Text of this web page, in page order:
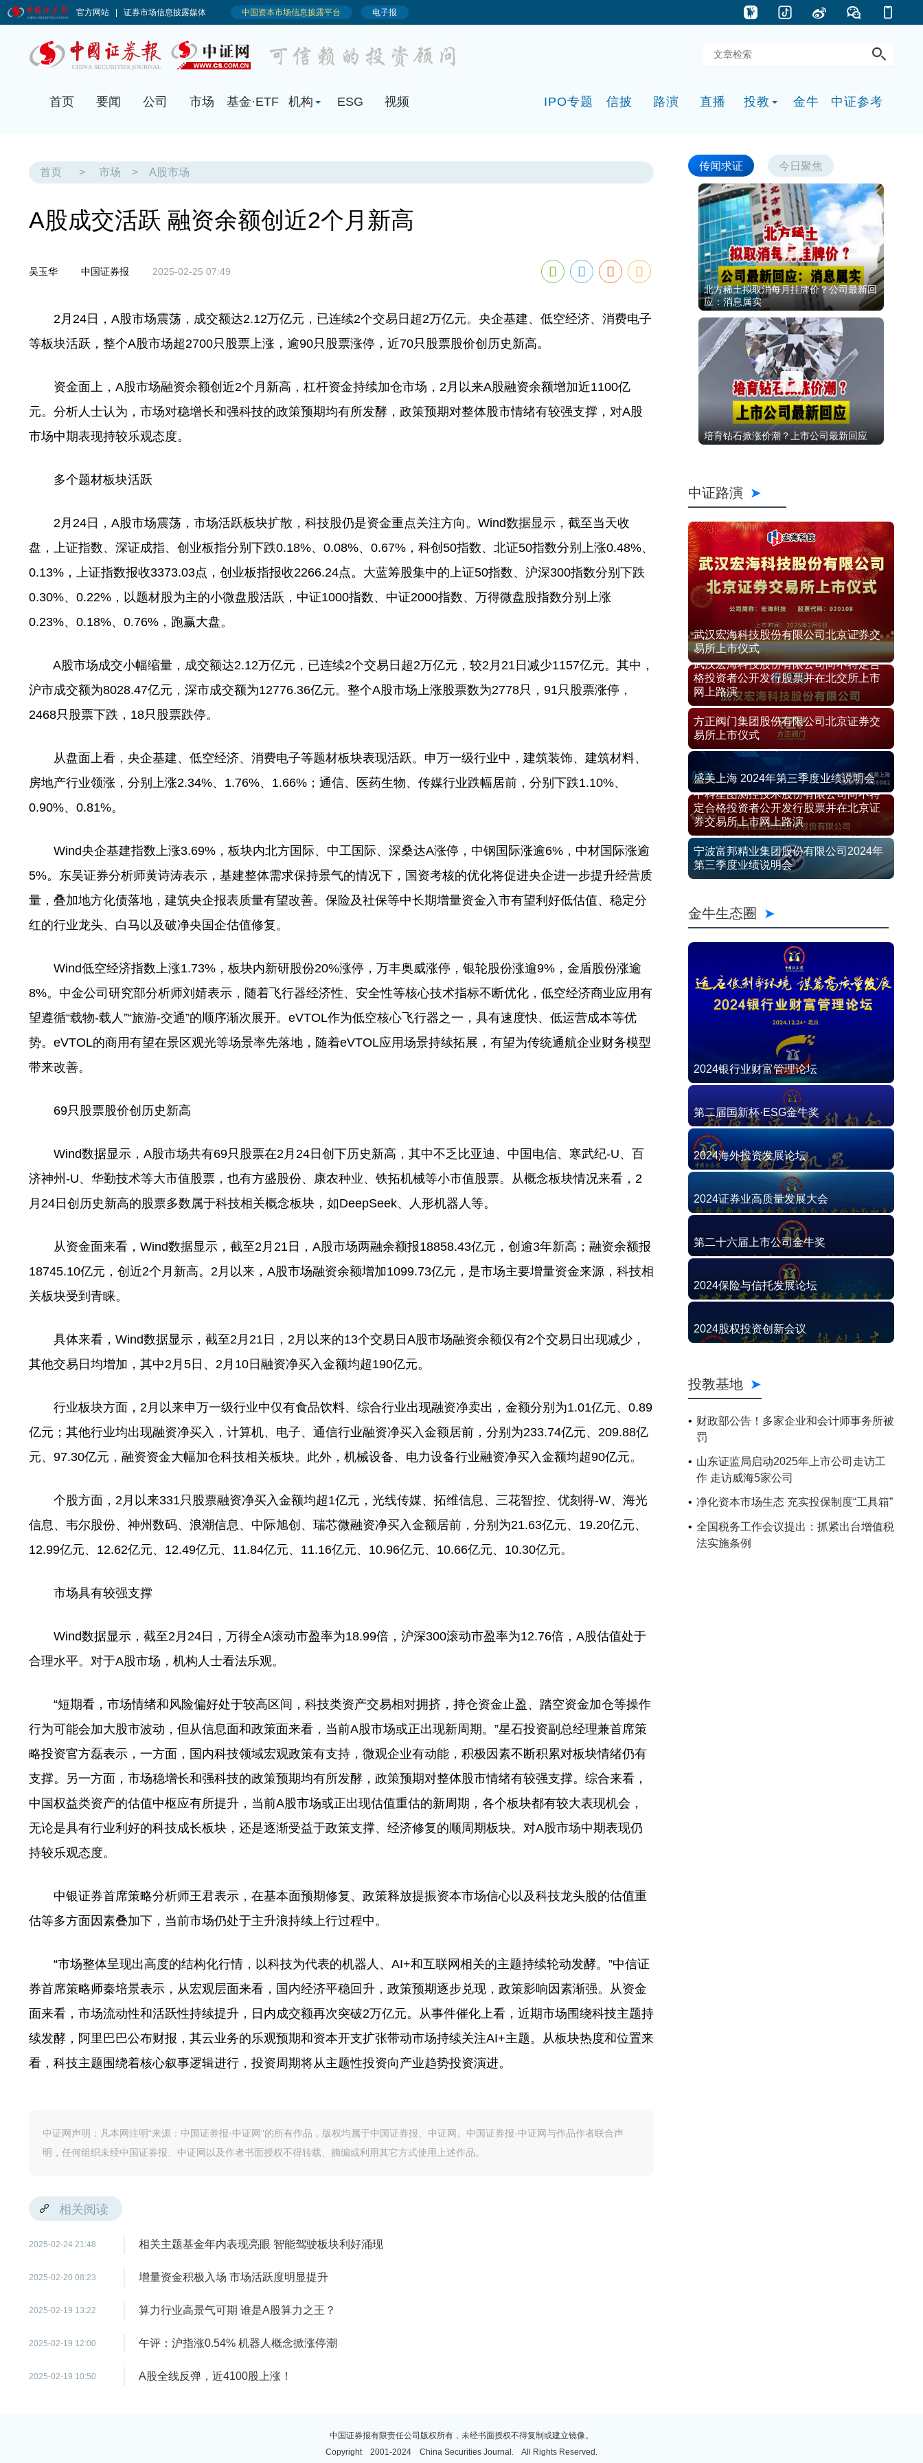
首页 要闻 公司 市场 基金·ETF 机构 ESG 视频 IPO专题 信披 路演 直播 投教 金牛 中证参考
首页 > 市场 > A股市场
A股成交活跃 融资余额创近2个月新高
吴玉华 中国证券报 2025-02-25 07:49
2月24日，A股市场震荡，成交额达2.12万亿元，已连续2个交易日超2万亿元。央企基建、低空经济、消费电子
等板块活跃，整个A股市场超2700只股票上涨，逾90只股票涨停，近70只股票股价创历史新高。
资金面上，A股市场融资余额创近2个月新高，杠杆资金持续加仓市场，2月以来A股融资余额增加近1100亿
元。分析人士认为，市场对稳增长和强科技的政策预期均有所发酵，政策预期对整体股市情绪有较强支撑，对A股
市场中期表现持较乐观态度。
多个题材板块活跃
2月24日，A股市场震荡，市场活跃板块扩散，科技股仍是资金重点关注方向。Wind数据显示，截至当天收
盘，上证指数、深证成指、创业板指分别下跌0.18%、0.08%、0.67%，科创50指数、北证50指数分别上涨0.48%、
0.13%，上证指数报收3373.03点，创业板指报收2266.24点。大蓝筹股集中的上证50指数、沪深300指数分别下跌
0.30%、0.22%，以题材股为主的小微盘股活跃，中证1000指数、中证2000指数、万得微盘股指数分别上涨
0.23%、0.18%、0.76%，跑赢大盘。
A股市场成交小幅缩量，成交额达2.12万亿元，已连续2个交易日超2万亿元，较2月21日减少1157亿元。其中，
沪市成交额为8028.47亿元，深市成交额为12776.36亿元。整个A股市场上涨股票数为2778只，91只股票涨停，
2468只股票下跌，18只股票跌停。
从盘面上看，央企基建、低空经济、消费电子等题材板块表现活跃。申万一级行业中，建筑装饰、建筑材料、
房地产行业领涨，分别上涨2.34%、1.76%、1.66%；通信、医药生物、传媒行业跌幅居前，分别下跌1.10%、
0.90%、0.81%。
Wind央企基建指数上涨3.69%，板块内北方国际、中工国际、深桑达A涨停，中钢国际涨逾6%，中材国际涨逾
5%。东吴证券分析师黄诗涛表示，基建整体需求保持景气的情况下，国资考核的优化将促进央企进一步提升经营质
量，叠加地方化债落地，建筑央企报表质量有望改善。保险及社保等中长期增量资金入市有望利好低估值、稳定分
红的行业龙头、白马以及破净央国企估值修复。
Wind低空经济指数上涨1.73%，板块内新研股份20%涨停，万丰奥威涨停，银轮股份涨逾9%，金盾股份涨逾
8%。中金公司研究部分析师刘婧表示，随着飞行器经济性、安全性等核心技术指标不断优化，低空经济商业应用有
望遵循“载物-载人”“旅游-交通”的顺序渐次展开。eVTOL作为低空核心飞行器之一，具有速度快、低运营成本等优
势。eVTOL的商用有望在景区观光等场景率先落地，随着eVTOL应用场景持续拓展，有望为传统通航企业财务模型
带来改善。
69只股票股价创历史新高
Wind数据显示，A股市场共有69只股票在2月24日创下历史新高，其中不乏比亚迪、中国电信、寒武纪-U、百
济神州-U、华勤技术等大市值股票，也有方盛股份、康农种业、铁拓机械等小市值股票。从概念板块情况来看，2
月24日创历史新高的股票多数属于科技相关概念板块，如DeepSeek、人形机器人等。
从资金面来看，Wind数据显示，截至2月21日，A股市场两融余额报18858.43亿元，创逾3年新高；融资余额报
18745.10亿元，创近2个月新高。2月以来，A股市场融资余额增加1099.73亿元，是市场主要增量资金来源，科技相
关板块受到青睐。
具体来看，Wind数据显示，截至2月21日，2月以来的13个交易日A股市场融资余额仅有2个交易日出现减少，
其他交易日均增加，其中2月5日、2月10日融资净买入金额均超190亿元。
行业板块方面，2月以来申万一级行业中仅有食品饮料、综合行业出现融资净卖出，金额分别为1.01亿元、0.89
亿元；其他行业均出现融资净买入，计算机、电子、通信行业融资净买入金额居前，分别为233.74亿元、209.88亿
元、97.30亿元，融资资金大幅加仓科技相关板块。此外，机械设备、电力设备行业融资净买入金额均超90亿元。
个股方面，2月以来331只股票融资净买入金额均超1亿元，光线传媒、拓维信息、三花智控、优刻得-W、海光
信息、韦尔股份、神州数码、浪潮信息、中际旭创、瑞芯微融资净买入金额居前，分别为21.63亿元、19.20亿元、
12.99亿元、12.62亿元、12.49亿元、11.84亿元、11.16亿元、10.96亿元、10.66亿元、10.30亿元。
市场具有较强支撑
Wind数据显示，截至2月24日，万得全A滚动市盈率为18.99倍，沪深300滚动市盈率为12.76倍，A股估值处于
合理水平。对于A股市场，机构人士看法乐观。
“短期看，市场情绪和风险偏好处于较高区间，科技类资产交易相对拥挤，持仓资金止盈、踏空资金加仓等操作
行为可能会加大股市波动，但从信息面和政策面来看，当前A股市场或正出现新周期。”星石投资副总经理兼首席策
略投资官方磊表示，一方面，国内科技领域宏观政策有支持，微观企业有动能，积极因素不断积累对板块情绪仍有
支撑。另一方面，市场稳增长和强科技的政策预期均有所发酵，政策预期对整体股市情绪有较强支撑。综合来看，
中国权益类资产的估值中枢应有所提升，当前A股市场或正出现估值重估的新周期，各个板块都有较大表现机会，
无论是具有行业利好的科技成长板块，还是逐渐受益于政策支撑、经济修复的顺周期板块。对A股市场中期表现仍
持较乐观态度。
中银证券首席策略分析师王君表示，在基本面预期修复、政策释放提振资本市场信心以及科技龙头股的估值重
估等多方面因素叠加下，当前市场仍处于主升浪持续上行过程中。
“市场整体呈现出高度的结构化行情，以科技为代表的机器人、AI+和互联网相关的主题持续轮动发酵。”中信证
券首席策略师秦培景表示，从宏观层面来看，国内经济平稳回升，政策预期逐步兑现，政策影响因素渐强。从资金
面来看，市场流动性和活跃性持续提升，日内成交额再次突破2万亿元。从事件催化上看，近期市场围绕科技主题持
续发酵，阿里巴巴公布财报，其云业务的乐观预期和资本开支扩张带动市场持续关注AI+主题。从板块热度和位置来
看，科技主题围绕着核心叙事逻辑进行，投资周期将从主题性投资向产业趋势投资演进。
中证网声明：凡本网注明“来源：中国证券报·中证网”的所有作品，版权均属于中国证券报、中证网。中国证券报·中证网与作品作者联合声
明，任何组织未经中国证券报、中证网以及作者书面授权不得转载、摘编或利用其它方式使用上述作品。
相关阅读
2025-02-24 21:48 相关主题基金年内表现亮眼 智能驾驶板块利好涌现
2025-02-20 08:23 增量资金积极入场 市场活跃度明显提升
2025-02-19 13:22 算力行业高景气可期 谁是A股算力之王？
2025-02-19 12:00 午评：沪指涨0.54% 机器人概念掀涨停潮
2025-02-19 10:50 A股全线反弹，近4100股上涨！
传闻求证 今日聚焦
北方稀土拟取消每月挂牌价？公司最新回
应：消息属实
培育钻石掀涨价潮？上市公司最新回应
中证路演
武汉宏海科技股份有限公司北京证券交
易所上市仪式
武汉宏海科技股份有限公司向不特定合
格投资者公开发行股票并在北交所上市
网上路演
方正阀门集团股份有限公司北京证券交
易所上市仪式
盛美上海 2024年第三季度业绩说明会
中科星图测控技术股份有限公司向不特
定合格投资者公开发行股票并在北京证
券交易所上市网上路演
宁波富邦精业集团股份有限公司2024年
第三季度业绩说明会
金牛生态圈
2024银行业财富管理论坛
第二届国新杯·ESG金牛奖
2024海外投资发展论坛
2024证券业高质量发展大会
第二十六届上市公司金牛奖
2024保险与信托发展论坛
2024股权投资创新会议
投教基地
财政部公告！多家企业和会计师事务所被
罚
山东证监局启动2025年上市公司走访工
作 走访威海5家公司
净化资本市场生态 充实投保制度“工具箱”
全国税务工作会议提出：抓紧出台增值税
法实施条例
中国证券报有限责任公司版权所有，未经书面授权不得复制或建立镜像。
Copyright 2001-2024 China Securities Journal. All Rights Reserved.